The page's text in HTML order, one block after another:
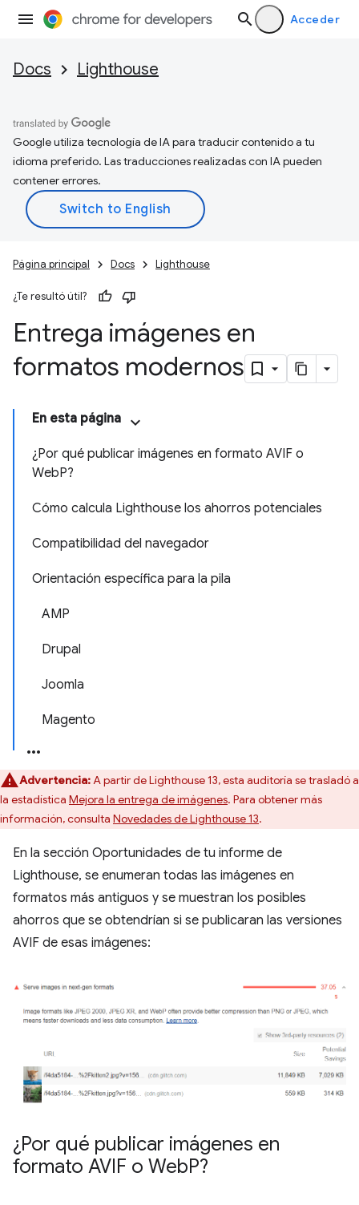
Acceder
Docs Lighthouse
Google utiliza tecnología de IA para traducir contenido a tu
idioma preferido. Las traducciones realizadas con IA pueden
contener errores.
Página principal Docs Lighthouse
¿Te resultó útil?
Entrega imágenes en
formatos modernos
En esta página
¿Por qué publicar imágenes en formato AVIF o
WebP?
Cómo calcula Lighthouse los ahorros potenciales
Compatibilidad del navegador
Orientación específica para la pila
AMP
Drupal
Joomla
Magento
Advertencia:A partir de Lighthouse 13, esta auditoría se trasladó a
la estadística Mejora la entrega de imágenes. Para obtener más
información, consulta Novedades de Lighthouse 13.
En la sección Oportunidades de tu informe de
Lighthouse, se enumeran todas las imágenes en
formatos más antiguos y se muestran los posibles
ahorros que se obtendrían si se publicaran las versiones
AVIF de esas imágenes:
¿Por qué publicar imágenes en
formato AVIF o WebP?